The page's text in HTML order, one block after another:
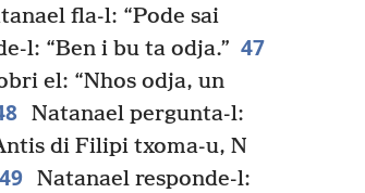
fla-l: “Pode sai
l: “Ben i bu ta odja.” 47
el: “Nhos odja, un
Natanael pergunta-l:
di Filipi txoma-u, N
49 Natanael responde-l: